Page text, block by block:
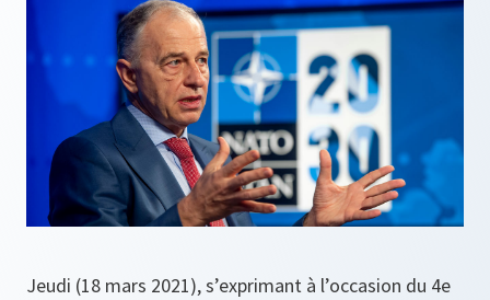
Jeudi (18 mars 2021), s’exprimant à l’occasion du 4e